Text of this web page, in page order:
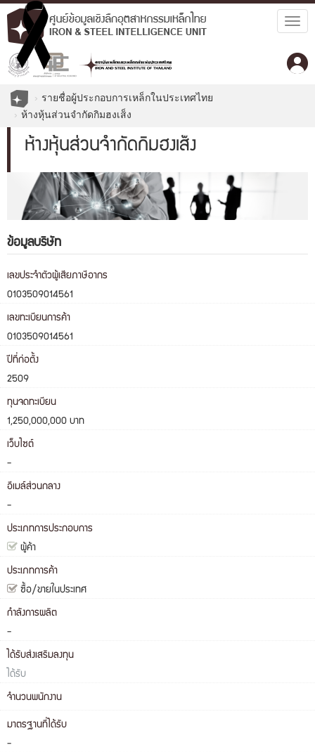
รายชื่อผู้ประกอบการเหล็กในประเทศไทย
ห้างหุ้นส่วนจำกัดกิมฮงเส็ง
ห้างหุ้นส่วนจำกัดกิมฮงเส็ง
ข้อมูลบริษัท
เลขประจำตัวผู้เสียภาษีอากร
0103509014561
เลขทะเบียนการค้า
0103509014561
ปีที่ก่อตั้ง
2509
ทุนจดทะเบียน
1,250,000,000 บาท
เว็บไซต์
-
อีเมล์ส่วนกลาง
-
ประเภทการประกอบการ
ผู้ค้า
ประเภทการค้า
ซื้อ/ขายในประเทศ
กำลังการผลิต
-
ได้รับส่งเสริมลงทุน
ได้รับ
จำนวนพนักงาน
มาตรฐานที่ได้รับ
-